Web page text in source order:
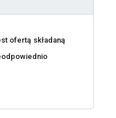
ofertą składaną